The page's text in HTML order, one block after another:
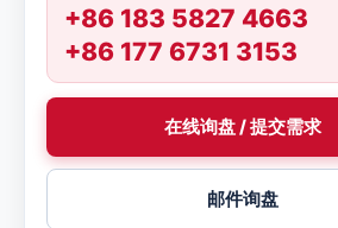
+86 183 5827 4663
+86 177 6731 3153
在线询盘 / 提交需求
邮件询盘